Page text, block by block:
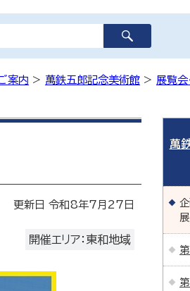
案内 > 萬鉄五郎記念美術館 > 展覧会
更新日 令和8年7月27日
開催エリア：東和地域
萬